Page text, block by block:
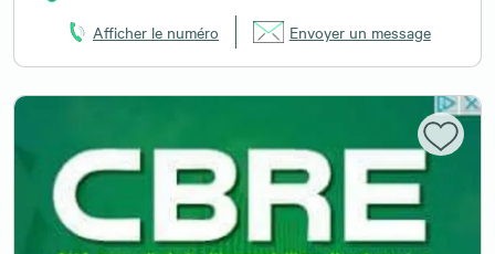
Afficher le numéro Envoyer un message